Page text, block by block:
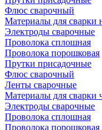
Флюс сварочный
Материалы для сварки
Электроды сварочные
Проволока сплошная
Проволока порошковая
Прутки присадочные
Флюс сварочный
Ленты сварочные
Материалы для сварки
Электроды сварочные
Проволока сплошная
Проволока порошковая